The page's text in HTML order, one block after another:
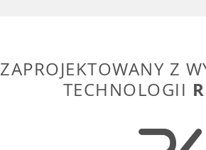
ZAPROJEKTOWANY Z
TECHNOLOGII